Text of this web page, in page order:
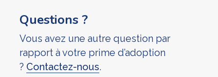
Questions ?
Vous avez une autre question par
rapport à votre prime d’adoption
? Contactez-nous.